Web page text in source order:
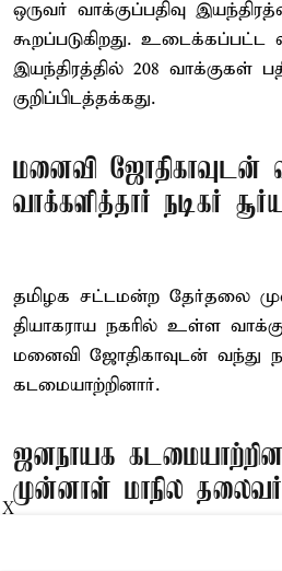
ஒருவர் வாக்குப்பதிவு
கூறப்படுகிறது. உடைக்கப்பட்ட
இயந்திரத்தில் 208 வாக்குகள்
குறிப்பிடத்தக்கது.
மனைவி ஜோதிகாவுடன்
வாக்களித்தார் நடிகர்
தமிழக சட்டமன்ற தேர்தலை
தியாகராய நகரில் உள்ள
மனைவி ஜோதிகாவுடன் வந்து
கடமையாற்றினார்.
ஜனநாயக
முன்னாள் மாநில
X
வார
15-08-